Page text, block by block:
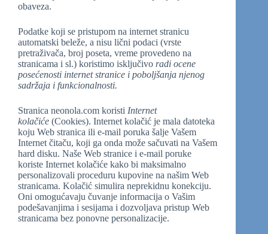
obaveza.
Podatke koji se pristupom na internet stranicu
automatski beleže, a nisu lični podaci (vrste
pretraživača, broj poseta, vreme provedeno na
stranicama i sl.) koristimo isključivo radi ocene
posećenosti internet stranice i poboljšanja njenog
sadržaja i funkcionalnosti.
Stranica neonola.com koristi Internet
kolačiće (Cookies). Internet kolačić je mala datoteka
koju Web stranica ili e-mail poruka šalje Vašem
Internet čitaču, koji ga onda može sačuvati na Vašem
hard disku. Naše Web stranice i e-mail poruke
koriste Internet kolačiće kako bi maksimalno
personalizovali proceduru kupovine na našim Web
stranicama. Kolačić simulira neprekidnu konekciju.
Oni omogućavaju čuvanje informacija o Vašim
podešavanjima i sesijama i dozvoljava pristup Web
stranicama bez ponovne personalizacije.